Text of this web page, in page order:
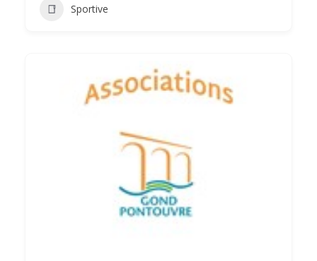
Sportive